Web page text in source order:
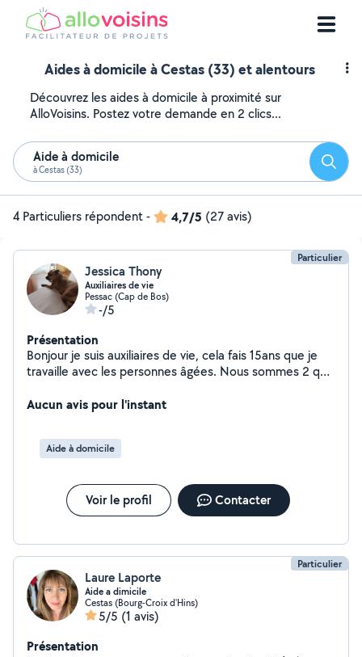
Aides à domicile à Cestas (33) et alentours
Découvrez les aides à domicile à proximité sur
AlloVoisins. Postez votre demande en 2 clics...
Aide à domicile
à Cestas (33)
4 Particuliers répondent- 4,7/5 (27 avis)
Particulier
Jessica Thony
Auxiliaires de vie
Pessac (Cap de Bos)
-/5
Présentation
Bonjour je suis auxiliaires de vie, cela fais 15ans que je
travaille avec les personnes âgées. Nous sommes 2 qui
ainsi les jours fériés. Je suis a l'écoute, souriante et
Aucun avis pour l'instant
Aide à domicile
Voir le profil Contacter
Particulier
Laure Laporte
Aide a dimicile
Cestas (Bourg-Croix d'Hins)
5/5 (1 avis)
Présentation